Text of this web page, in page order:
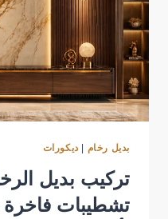
بديل رخام | ديكورات
تركيب بديل
تشطيبات